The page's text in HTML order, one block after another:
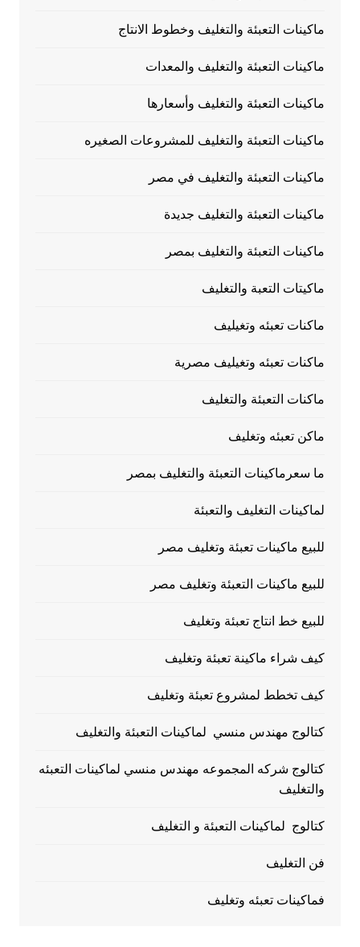
ماكينات التعبئة والتغليف وخطوط الانتاج
ماكينات التعبئة والتغليف والمعدات
ماكينات التعبئة والتغليف وأسعارها
ماكينات التعبئة والتغليف للمشروعات الصغيره
ماكينات التعبئة والتغليف في مصر
ماكينات التعبئة والتغليف جديدة
ماكينات التعبئة والتغليف بمصر
ماكيتات التعبة والتغليف
ماكنات تعبئه وتغيليف
ماكنات تعبئه وتغيليف مصرية
ماكنات التعبئة والتغليف
ماكن تعبئه وتغليف
ما سعرماكينات التعبئة والتغليف بمصر
لماكينات التغليف والتعبئة
للبيع ماكينات تعبئة وتغليف مصر
للبيع ماكينات التعبئة وتغليف مصر
للبيع خط انتاج تعبئة وتغليف
كيف شراء ماكينة تعبئة وتغليف
كيف تخطط لمشروع تعبئة وتغليف
كتالوج مهندس منسي لماكينات التعبئة والتغليف
كتالوج شركه المجموعه مهندس منسي لماكينات التعبئه
والتغليف
كتالوج لماكينات التعبئة و التغليف
فن التغليف
فماكينات تعبئه وتغليف